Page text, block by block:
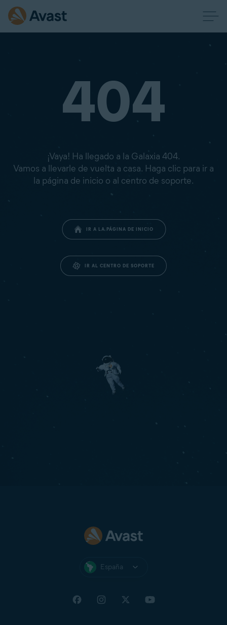
404
¡Vaya! Ha llegado a la Galaxia 404.
Vamos a llevarle de vuelta a casa. Haga clic para ir a
la página de inicio o al centro de soporte.
IR A LA PÁGINA DE INICIO
IR AL CENTRO DE SOPORTE
España